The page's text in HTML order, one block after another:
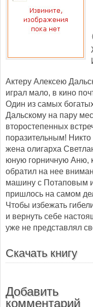
(
Актеру Алексею
играл мало, в кино
Один из самых
Дальскому на пару
второстепенных
поразительным!
жена олигарха
юную горничную Аню,
обратил на нее
машину с Потаповым
пришлось на самом
Чтобы избежать
и вернуть себе
уже не представлял
Скачать книгу
Добавить
комментарий